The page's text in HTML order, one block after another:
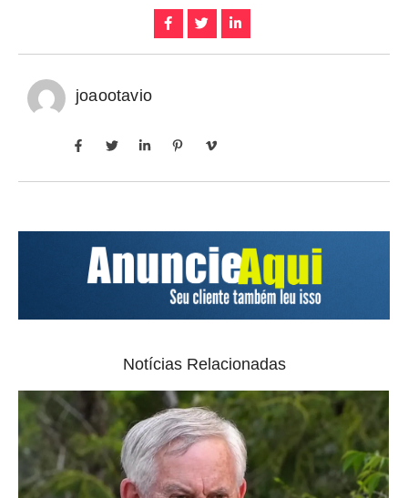
joaootavio
Notícias Relacionadas